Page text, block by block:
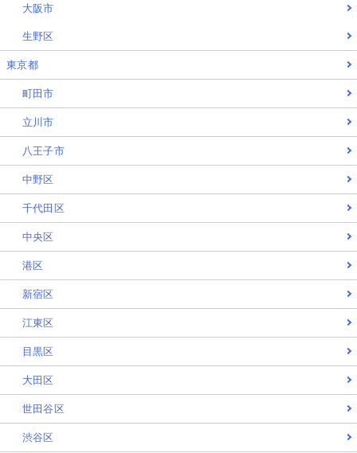
大阪市
生野区
東京都
町田市
立川市
八王子市
中野区
千代田区
中央区
港区
新宿区
江東区
目黒区
大田区
世田谷区
渋谷区